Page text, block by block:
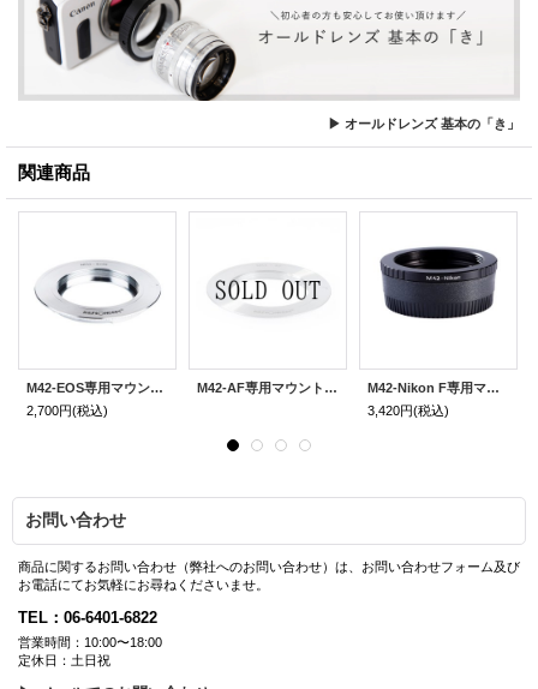
▶ オールドレンズ 基本の「き」
関連商品
M42-EOS専用マウントアダプター
2,700円(税込)
M42-AF専用マウントアダプター
M42-Nikon F専用マウントアダプター
3,420円(税込)
お問い合わせ
商品に関するお問い合わせ（弊社へのお問い合わせ）は、お問い合わせフォーム及び
お電話にてお気軽にお尋ねくださいませ。
TEL：06-6401-6822
営業時間：10:00〜18:00
定休日：土日祝